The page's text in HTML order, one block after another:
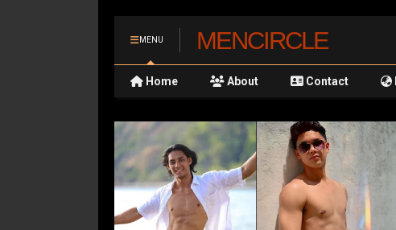
MENU MENCIRCLE
Home About Contact